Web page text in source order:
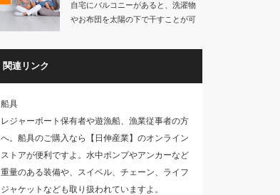
自宅にバルコニーがあると、洗濯物
やお布団を太陽の下で干すことが可
関連リンク
船具
レジャーボート保有者や遊漁船、漁業従事者の方
へ。船具のご購入なら【日伸産業】のオンライン
ストアが便利ですよ。水中ポンプやアンカーなど
重量のある装備や、スイベル、チェーン、ライフ
ジャケットなども取り扱われていますよ。